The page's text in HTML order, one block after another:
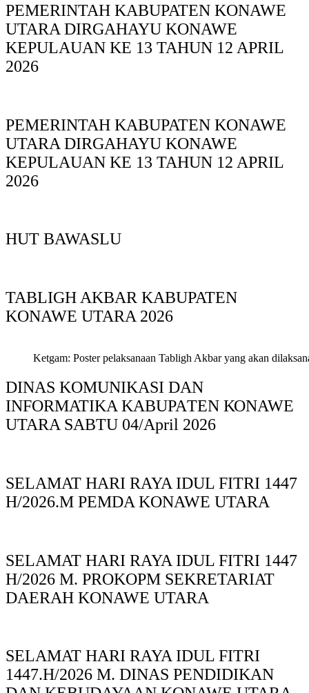
PEMERINTAH KABUPATEN KONAWE
UTARA DIRGAHAYU KONAWE
KEPULAUAN KE 13 TAHUN 12 APRIL
2026
PEMERINTAH KABUPATEN KONAWE
UTARA DIRGAHAYU KONAWE
KEPULAUAN KE 13 TAHUN 12 APRIL
2026
HUT BAWASLU
TABLIGH AKBAR KABUPATEN
KONAWE UTARA 2026
Ketgam: Poster pelaksanaan Tabligh Akbar yang akan
DINAS KOMUNIKASI DAN
INFORMATIKA KABUPAΤΕΝ ΚΟNAWE
UTARA SABTU 04/April 2026
SELAMAT HARI RAYA IDUL FITRI 1447
H/2026.M PEMDA KONAWE UTARA
SELAMAT HARI RAYA IDUL FITRI 1447
H/2026 M. PROKOPM SEKRETARIAT
DAERAH KONAWE UTARA
SELAMAT HARI RAYA IDUL FITRI
1447.H/2026 M. DINAS PENDIDIKAN